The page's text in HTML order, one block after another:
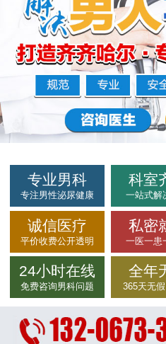
专业男科
专注男性泌尿健康
科室
一站式解
诚信医疗
平价收费公开透明
私密
一医一患
24小时在线
免费咨询男科问题
全年
365天无